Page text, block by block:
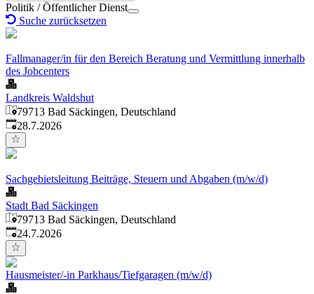
Politik / Öffentlicher Dienst
Suche zurücksetzen
Fallmanager/in für den Bereich Beratung und Vermittlung innerhalb
des Jobcenters
Landkreis Waldshut
79713 Bad Säckingen, Deutschland
Veröffentlicht
28.7.2026
Sachgebietsleitung Beiträge, Steuern und Abgaben (m/w/d)
Stadt Bad Säckingen
79713 Bad Säckingen, Deutschland
Veröffentlicht
24.7.2026
Hausmeister/-in Parkhaus/Tiefgaragen (m/w/d)